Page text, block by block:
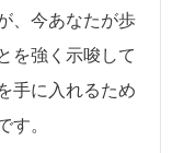
、今あなたが歩
を強く示唆して
手に入れるため
す。